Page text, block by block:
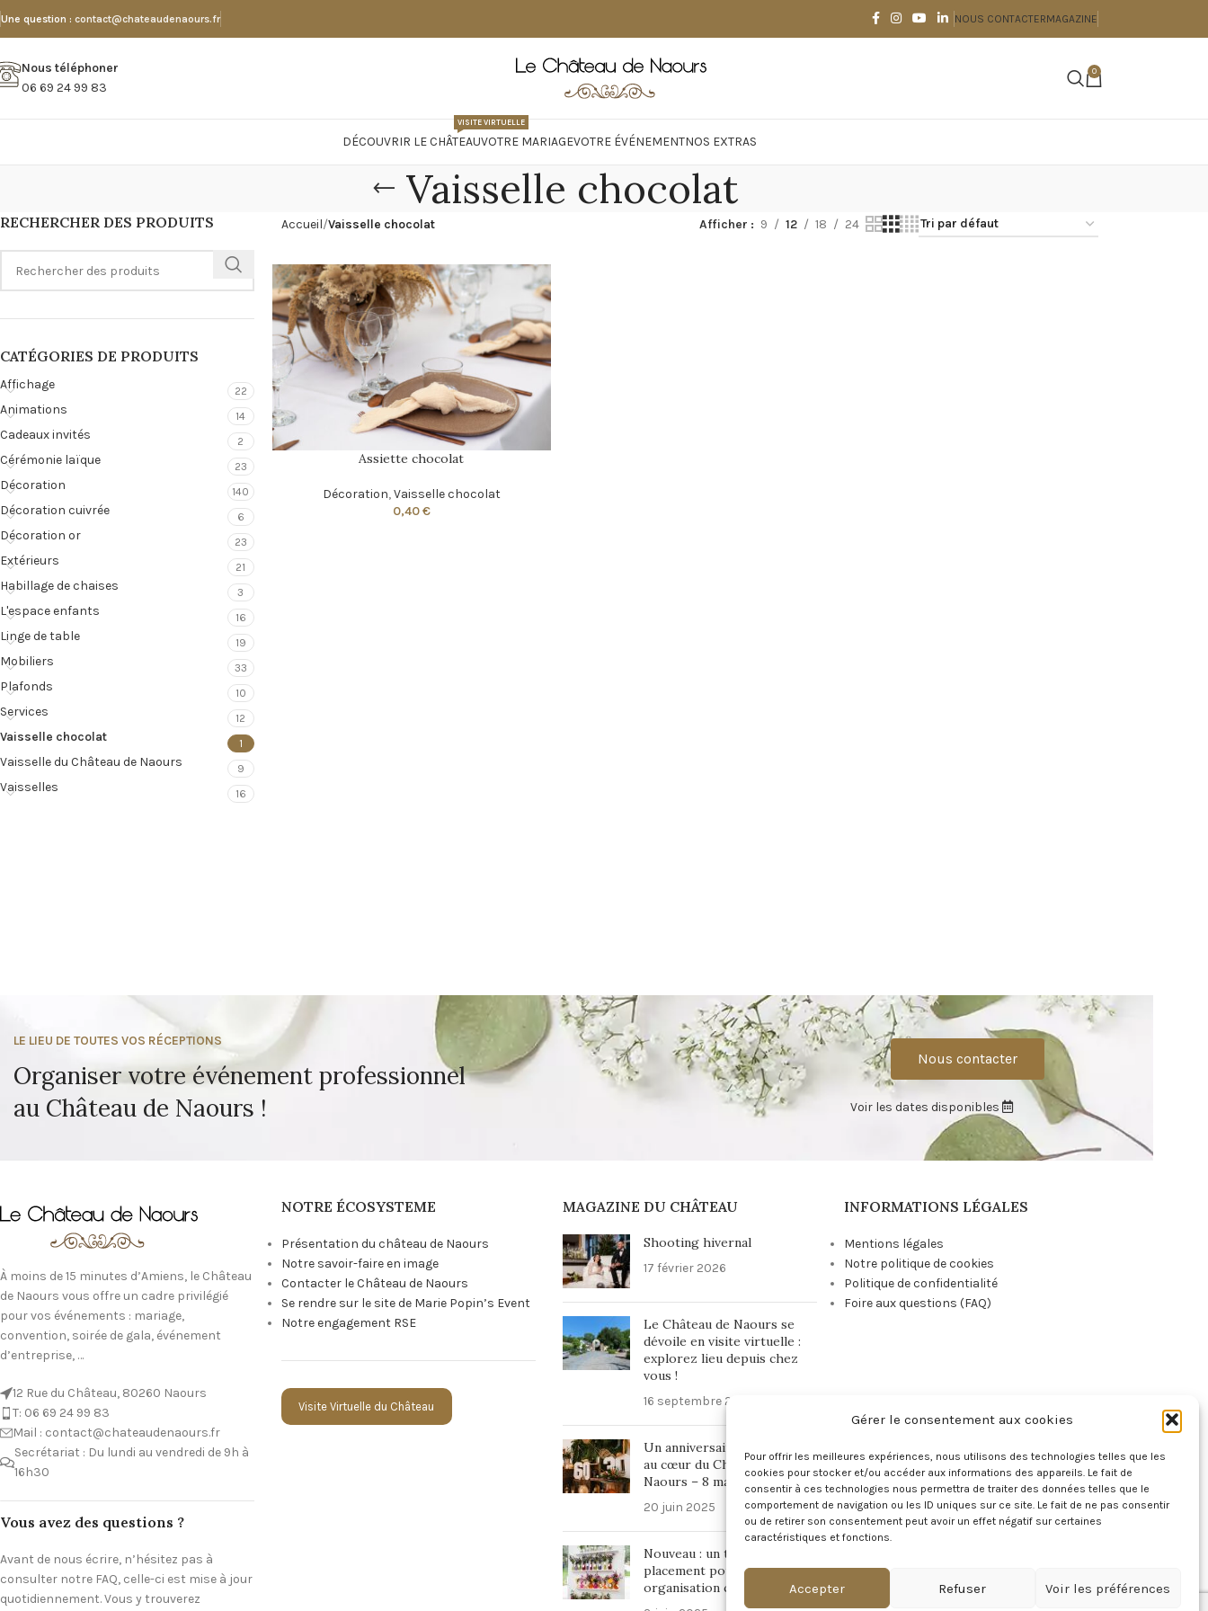
Gérer le consentement aux cookies
Pour offrir les meilleures expériences, nous utilisons des technologies telles que les
cookies pour stocker et/ou accéder aux informations des appareils. Le fait de
consentir à ces technologies nous permettra de traiter des données telles que le
comportement de navigation ou les ID uniques sur ce site. Le fait de ne pas consentir
ou de retirer son consentement peut avoir un effet négatif sur certaines
caractéristiques et fonctions.
Accepter Refuser Voir les préférences
Une question : contact@chateaudenaours.fr NOUS CONTACTERMAGAZINE
Nous téléphoner
06 69 24 99 83
0
DÉCOUVRIR LE CHÂTEAU
VISITE VIRTUELLE
VOTRE MARIAGEVOTRE ÉVÉNEMENTNOS EXTRAS
Vaisselle chocolat
RECHERCHER DES PRODUITS
CATÉGORIES DE PRODUITS
Affichage 22
Animations 14
Cadeaux invités 2
Cérémonie laïque 23
Décoration 140
Décoration cuivrée 6
Décoration or 23
Extérieurs 21
Habillage de chaises 3
L'espace enfants 16
Linge de table 19
Mobiliers 33
Plafonds 10
Services 12
Vaisselle chocolat 1
Vaisselle du Château de Naours 9
Vaisselles 16
Accueil Vaisselle chocolat Afficher 9 12 18 24
Assiette chocolat
Décoration,Vaisselle chocolat
0,40€
LE LIEU DE TOUTES VOS RÉCEPTIONS
Organiser votre événement professionnel
au Château de Naours !
Nous contacter
Voir les dates disponibles
À moins de 15 minutes d’Amiens, le Château
de Naours vous offre un cadre privilégié
pour vos événements : mariage,
convention, soirée de gala, événement
d’entreprise, …
12 Rue du Château, 80260 Naours
T: 06 69 24 99 83
Mail : contact@chateaudenaours.fr
Secrétariat : Du lundi au vendredi de 9h à
16h30
Vous avez des questions ?
Avant de nous écrire, n’hésitez pas à
consulter notre FAQ, celle-ci est mise à jour
quotidiennement. Vous y trouverez
NOTRE ÉCOSYSTEME
Présentation du château de Naours
Notre savoir-faire en image
Contacter le Château de Naours
Se rendre sur le site de Marie Popin’s Event
Notre engagement RSE
Visite Virtuelle du Château
MAGAZINE DU CHÂTEAU
Shooting hivernal
17 février 2026
Le Château de Naours se
dévoile en visite virtuelle :
explorez lieu depuis chez
vous !
16 septembre 2025
Un anniversaire inoubliable
au cœur du Château de
Naours – 8 mars 2025
20 juin 2025
Nouveau : un tableau de
placement pour une
organisation chic et fluide !
INFORMATIONS LÉGALES
Mentions légales
Notre politique de cookies
Politique de confidentialité
Foire aux questions (FAQ)